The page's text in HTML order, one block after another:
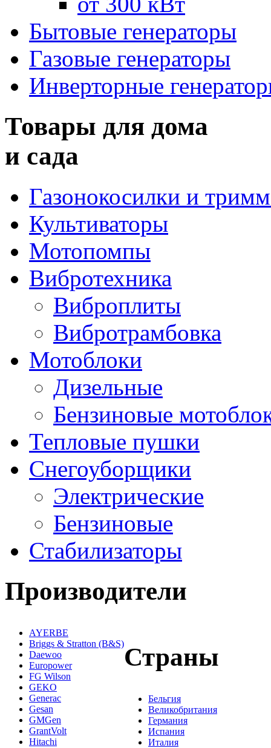
Бытовые генераторы
Газовые генераторы
Инверторные
Товары для дома
и сада
Газонокосилки и
Культиваторы
Мотопомпы
Вибротехника
Виброплиты
Вибротрамбовка
Мотоблоки
Дизельные
Бензиновые
Тепловые пушки
Снегоуборщики
Электрические
Бензиновые
Стабилизаторы
Производители
AYERBE
Briggs & Stratton (B&S)
Daewoo
Europower
FG Wilson
GEKO
Generac
Gesan
GMGen
GrantVolt
Hitachi
Страны
Бельгия
Великобритания
Германия
Испания
Италия